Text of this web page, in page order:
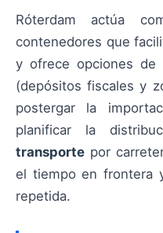
Róterdam actúa
contenedores que
y ofrece opciones de
(depósitos fiscales y
postergar la
planificar la
transporte por
el tiempo en frontera
repetida.